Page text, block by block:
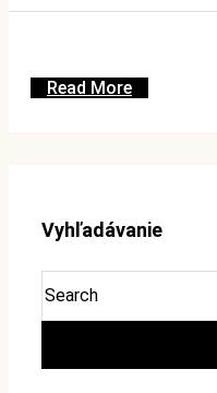
Read More
Vyhľadávanie